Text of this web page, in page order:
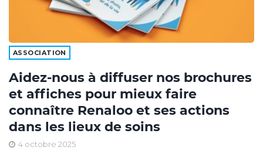
ASSOCIATION
Aidez-nous à diffuser nos brochures
et affiches pour mieux faire
connaître Renaloo et ses actions
dans les lieux de soins
4 octobre 2025